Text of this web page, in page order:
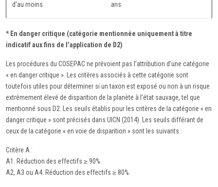
d’au moins
ans
* En danger critique (catégorie mentionnée uniquement à titre
indicatif aux fins de l’application de D2)
Les procédures du COSEPAC ne prévoient pas l’attribution d’une catégorie
« en danger critique ». Les critères associés à cette catégorie sont
toutefois utiles pour déterminer si un taxon est exposé ou non à un risque
extrêmement élevé de disparition de la planète à l’état sauvage, tel que
mentionné sous D2. Les seuils établis pour les critères de la catégorie « en
danger critique » sont précisés dans UICN (2014). Les seuils différant de
ceux de la catégorie « en voie de disparition » sont les suivants :
Critère A :
A1. Réduction des effectifs ≥ 90%.
A2, A3 ou A4. Réduction des effectifs ≥ 80%.